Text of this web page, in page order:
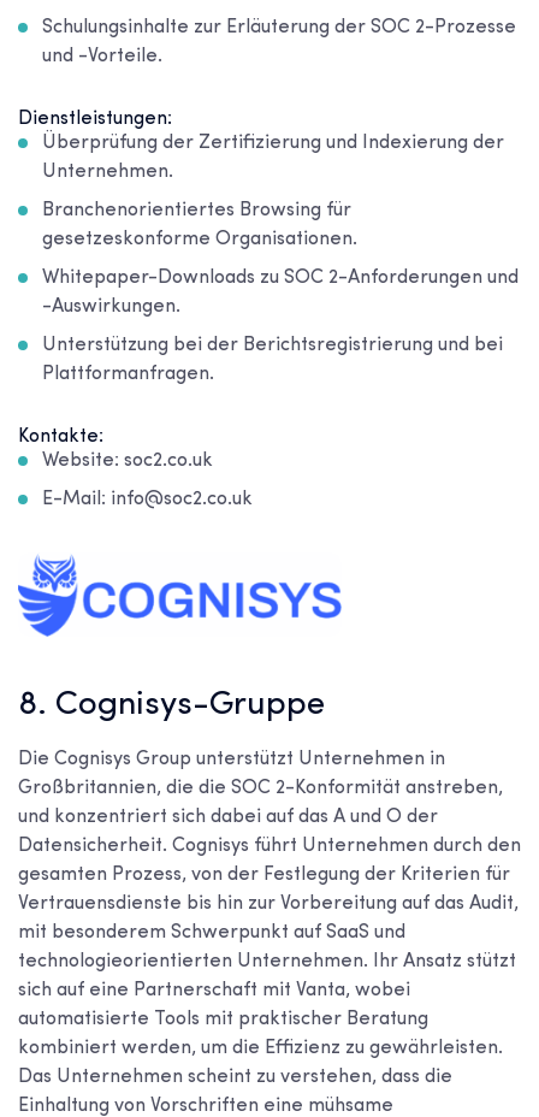
Schulungsinhalte zur Erläuterung der SOC 2-Prozesse
und -Vorteile.
Dienstleistungen:
Überprüfung der Zertifizierung und Indexierung der
Unternehmen.
Branchenorientiertes Browsing für
gesetzeskonforme Organisationen.
Whitepaper-Downloads zu SOC 2-Anforderungen und
-Auswirkungen.
Unterstützung bei der Berichtsregistrierung und bei
Plattformanfragen.
Kontakte:
Website: soc2.co.uk
E-Mail: info@soc2.co.uk
8. Cognisys-Gruppe
Die Cognisys Group unterstützt Unternehmen in
Großbritannien, die die SOC 2-Konformität anstreben,
und konzentriert sich dabei auf das A und O der
Datensicherheit. Cognisys führt Unternehmen durch den
gesamten Prozess, von der Festlegung der Kriterien für
Vertrauensdienste bis hin zur Vorbereitung auf das Audit,
mit besonderem Schwerpunkt auf SaaS und
technologieorientierten Unternehmen. Ihr Ansatz stützt
sich auf eine Partnerschaft mit Vanta, wobei
automatisierte Tools mit praktischer Beratung
kombiniert werden, um die Effizienz zu gewährleisten.
Das Unternehmen scheint zu verstehen, dass die
Einhaltung von Vorschriften eine mühsame